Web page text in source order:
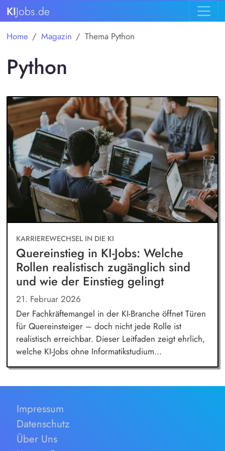
KIJobs.de
Home Magazin Thema Python
Python
KARRIEREWECHSEL IN DIE KI
Quereinstieg in KI-Jobs: Welche
Rollen realistisch zugänglich sind
und wie der Einstieg gelingt
21. Februar 2026
Der Fachkräftemangel in der KI-Branche öffnet Türen
für Quereinsteiger – doch nicht jede Rolle ist
realistisch erreichbar. Dieser Leitfaden zeigt ehrlich,
welche KI-Jobs ohne Informatikstudium...
Impressum
Datenschutz
Über Uns